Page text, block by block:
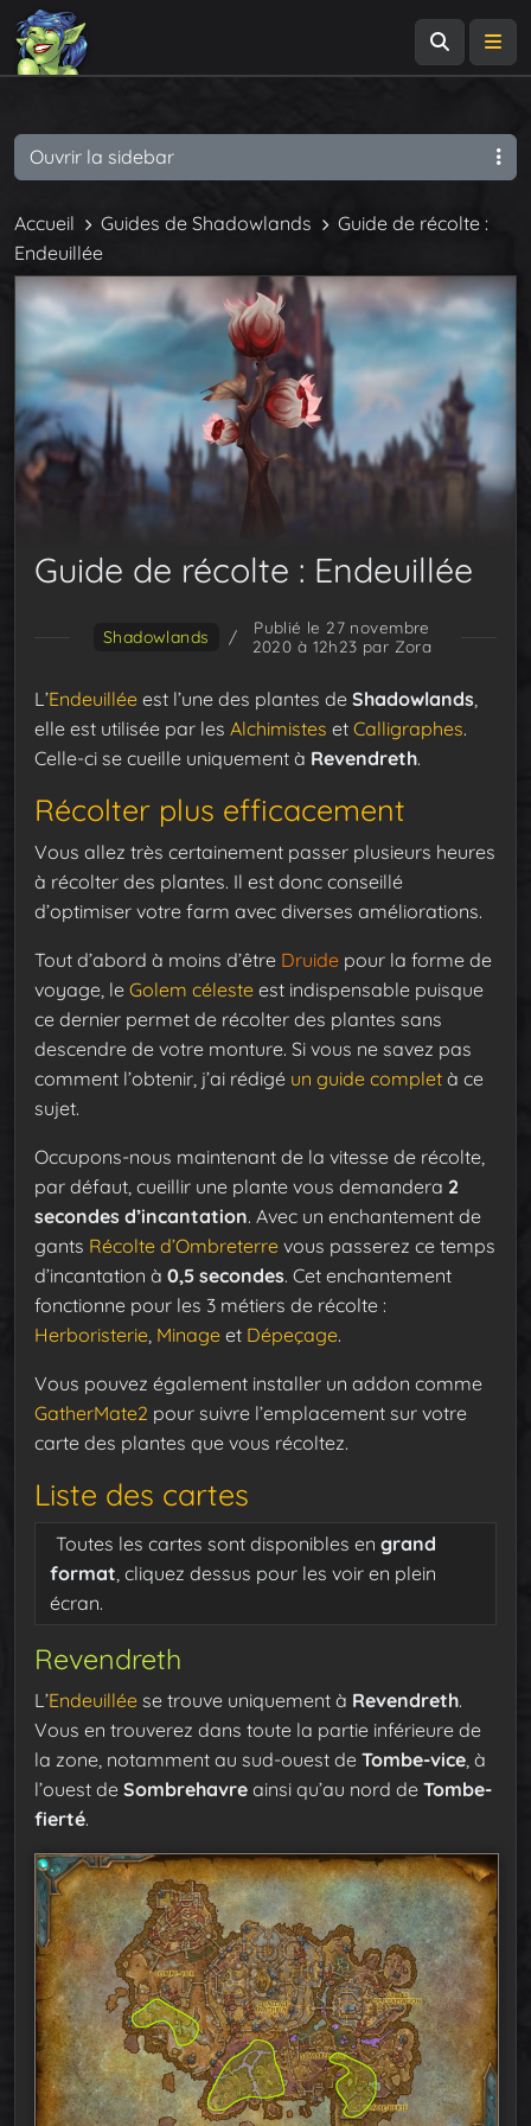
Accueil Guides de Shadowlands
Guide de récolte :
Endeuillée
Guide de récolte : Endeuillée
Shadowlands /
Publié le 27 novembre
2020 à 12h23 par Zora
L’Endeuillée est l’une des plantes de Shadowlands,
elle est utilisée par les Alchimistes et Calligraphes.
Celle-ci se cueille uniquement à Revendreth.
Récolter plus efficacement
Vous allez très certainement passer plusieurs heures
à récolter des plantes. Il est donc conseillé
d’optimiser votre farm avec diverses améliorations.
Tout d’abord à moins d’être Druide pour la forme de
voyage, le Golem céleste est indispensable puisque
ce dernier permet de récolter des plantes sans
descendre de votre monture. Si vous ne savez pas
comment l’obtenir, j’ai rédigé un guide complet à ce
sujet.
Occupons-nous maintenant de la vitesse de récolte,
par défaut, cueillir une plante vous demandera 2
secondes d’incantation. Avec un enchantement de
gants Récolte d’Ombreterre vous passerez ce temps
d’incantation à 0,5 secondes. Cet enchantement
fonctionne pour les 3 métiers de récolte :
Herboristerie, Minage et Dépeçage.
Vous pouvez également installer un addon comme
GatherMate2 pour suivre l’emplacement sur votre
carte des plantes que vous récoltez.
Liste des cartes
Toutes les cartes sont disponibles en grand
format, cliquez dessus pour les voir en plein
écran.
Revendreth
L’Endeuillée se trouve uniquement à Revendreth.
Vous en trouverez dans toute la partie inférieure de
la zone, notamment au sud-ouest de Tombe-vice, à
l’ouest de Sombrehavre ainsi qu’au nord de Tombe-
fierté.
Ouvrir la sidebar